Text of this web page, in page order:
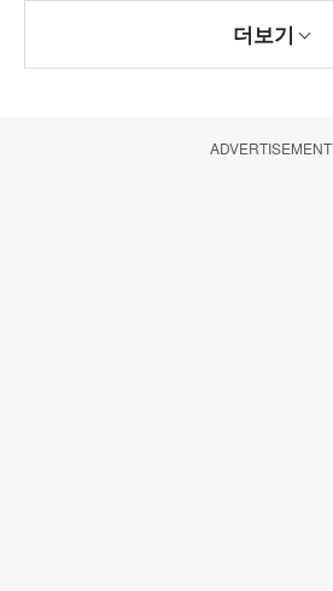
더보기
ADVERTISEMENT